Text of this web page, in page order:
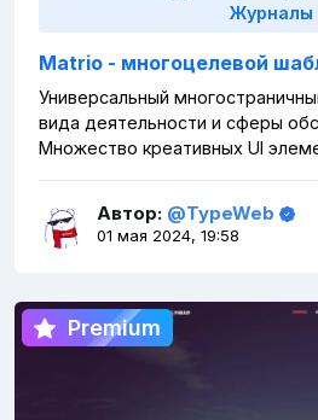
Журналы
Matrio - многоцелевой
Универсальный
вида деятельности и сферы
Множество креативных UI
Автор: @TypeWeb
01 мая 2024, 19:58
Premium
Premium